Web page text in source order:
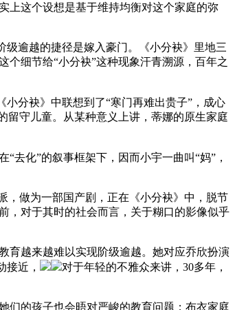
这个设想是基于维持均衡对这个家庭的弥
逾越的捷径是嫁入豪门。《小分袂》里地三
细节给“小分袂”这种现象汗青溯源，百年之
分袂》中联想到了“寒门再难出贵子”，成心
留守儿童。从某种意义上讲，蒂娜的原生家庭
“去化”的叙事框架下，因而小宇一曲叫“妈”，
做为一部国产剧，正在《小分袂》中，脱节
，对于其时的社会而言，关于糊口的影像似乎
越来越难以实现阶级逾越。她对应乔欣扮演
接近，
对于年轻的不雅众来讲，30多年，
的孩子也会晤对严峻的教育问题；布衣家庭